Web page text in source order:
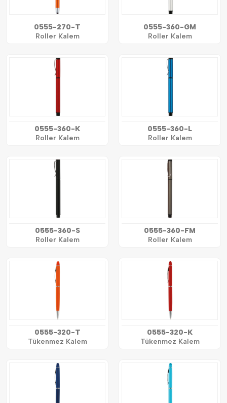
0555-270-T
Roller Kalem
0555-360-GM
Roller Kalem
0555-360-K
Roller Kalem
0555-360-L
Roller Kalem
0555-360-S
Roller Kalem
0555-360-FM
Roller Kalem
0555-320-T
Tükenmez Kalem
0555-320-K
Tükenmez Kalem